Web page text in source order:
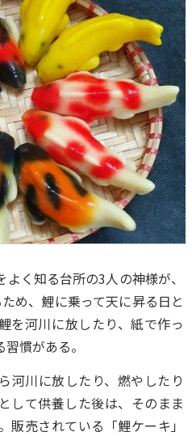
く知る台所の3人の神様が、
め、鯉に乗って天に昇る日と
を河川に放したり、紙で作っ
慣がある。
河川に放したり、燃やしたり
して供養した後は、そのまま
売されている「鯉ケーキ」